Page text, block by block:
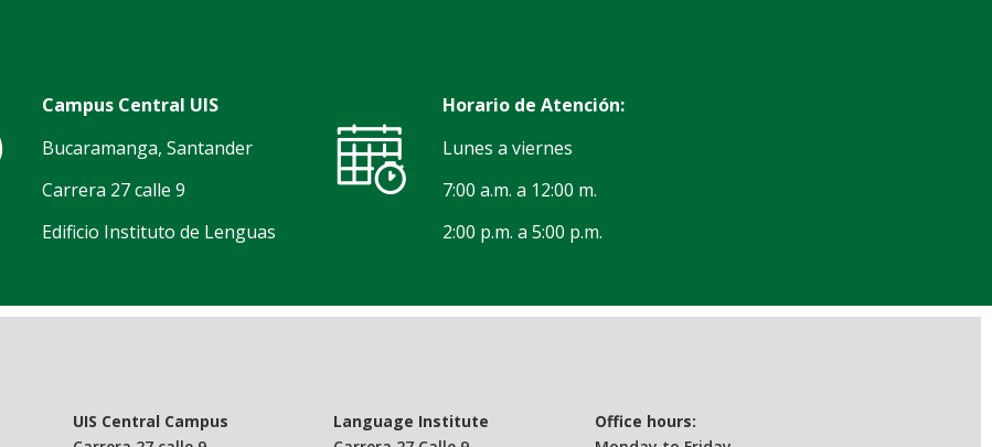
Campus Central UIS
Bucaramanga, Santander
Carrera 27 calle 9
Edificio Instituto de Lenguas
Horario de Atención:
Lunes a viernes
7:00 a.m. a 12:00 m.
2:00 p.m. a 5:00 p.m.